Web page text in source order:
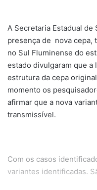
A Secretaria Estadual
presença de nova cepa,
no Sul Fluminense do
estado divulgaram que a
estrutura da cepa
momento os
afirmar que a nova
transmissível.
Com os casos
variantes identificadas.